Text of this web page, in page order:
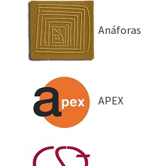
Anáforas
APEX